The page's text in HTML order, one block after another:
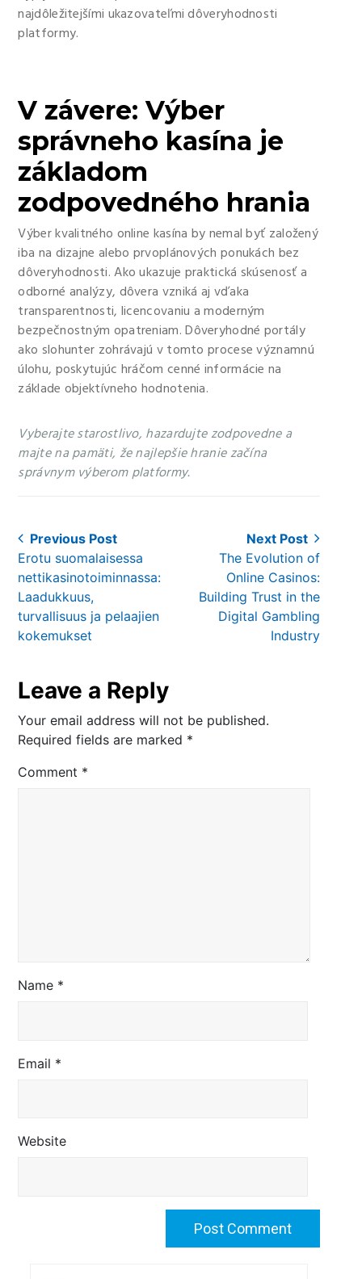
najdôležitejšími ukazovateľmi dôveryhodnosti
platformy.
V závere: Výber
správneho kasína je
základom
zodpovedného hrania
Výber kvalitného online kasína by nemal byť založený
iba na dizajne alebo prvoplánových ponukách bez
dôveryhodnosti. Ako ukazuje praktická skúsenosť a
odborné analýzy, dôvera vzniká aj vďaka
transparentnosti, licencovaniu a moderným
bezpečnostným opatreniam. Dôveryhodné portály
ako slohunter zohrávajú v tomto procese významnú
úlohu, poskytujúc hráčom cenné informácie na
základe objektívneho hodnotenia.
Vyberajte starostlivo, hazardujte zodpovedne a
majte na pamäti, že najlepšie hranie začína
správnym výberom platformy.
Post
navigation
Previous Post
Previous
post:
Erotu suomalaisessa
nettikasinotoiminnassa:
Laadukkuus,
turvallisuus ja pelaajien
kokemukset
Next Post
Next
post:
The Evolution of
Online Casinos:
Building Trust in the
Digital Gambling
Industry
Leave a Reply
Your email address will not be published.
Required fields are marked *
Comment *
Name *
Email *
Website